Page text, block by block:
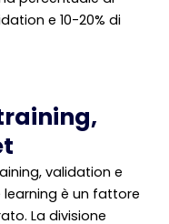
e 10-20% di
validation e
è un fattore
La divisione